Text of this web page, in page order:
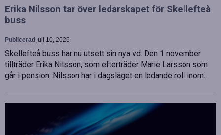
Erika Nilsson tar över ledarskapet för Skellefteå
buss
Publicerad juli 10, 2026
Skellefteå buss har nu utsett sin nya vd. Den 1 november
tillträder Erika Nilsson, som efterträder Marie Larsson som
går i pension. Nilsson har i dagsläget en ledande roll inom…